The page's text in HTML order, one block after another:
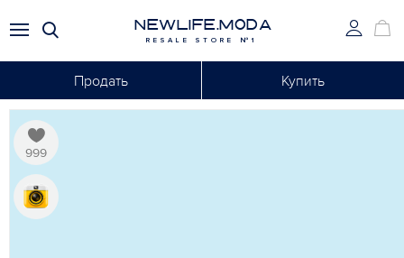
NEWLIFE.MODA
RESALE STORE №1
Продать Купить
999